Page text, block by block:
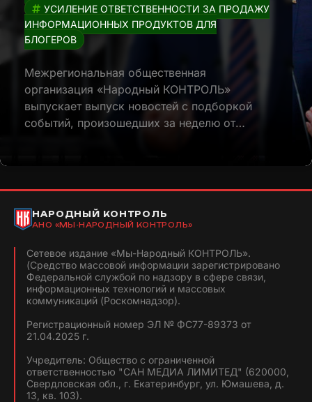
УСИЛЕНИЕ ОТВЕТСТВЕННОСТИ ЗА ПРОДАЖУ
ИНФОРМАЦИОННЫХ ПРОДУКТОВ ДЛЯ
БЛОГЕРОВ
Межрегиональная общественная
организация «Народный КОНТРОЛЬ»
выпускает выпуск новостей с подборкой
событий, произошедших за неделю от…
НАРОДНЫЙ КОНТРОЛЬ
АНО «МЫ-НАРОДНЫЙ КОНТРОЛЬ»
Сетевое издание «Мы-Народный КОНТРОЛЬ».
(Средство массовой информации зарегистрировано
Федеральной службой по надзору в сфере связи,
информационных технологий и массовых
коммуникаций (Роскомнадзор).
Регистрационный номер ЭЛ № ФС77-89373 от
21.04.2025 г.
Учредитель: Общество с ограниченной
ответственностью "САН МЕДИА ЛИМИТЕД" (620000,
Свердловская обл., г. Екатеринбург, ул. Юмашева, д.
13, кв. 103).